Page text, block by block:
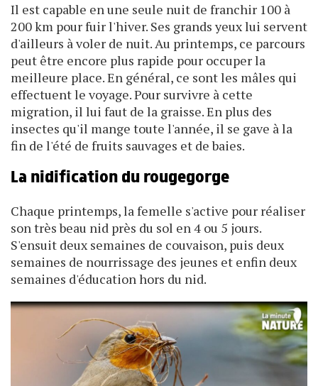
Il est capable en une seule nuit de franchir 100 à
200 km pour fuir l'hiver. Ses grands yeux lui servent
d'ailleurs à voler de nuit. Au printemps, ce parcours
peut être encore plus rapide pour occuper la
meilleure place. En général, ce sont les mâles qui
effectuent le voyage. Pour survivre à cette
migration, il lui faut de la graisse. En plus des
insectes qu'il mange toute l'année, il se gave à la
fin de l'été de fruits sauvages et de baies.
La nidification du rougegorge
Chaque printemps, la femelle s'active pour réaliser
son très beau nid près du sol en 4 ou 5 jours.
S'ensuit deux semaines de couvaison, puis deux
semaines de nourrissage des jeunes et enfin deux
semaines d'éducation hors du nid.